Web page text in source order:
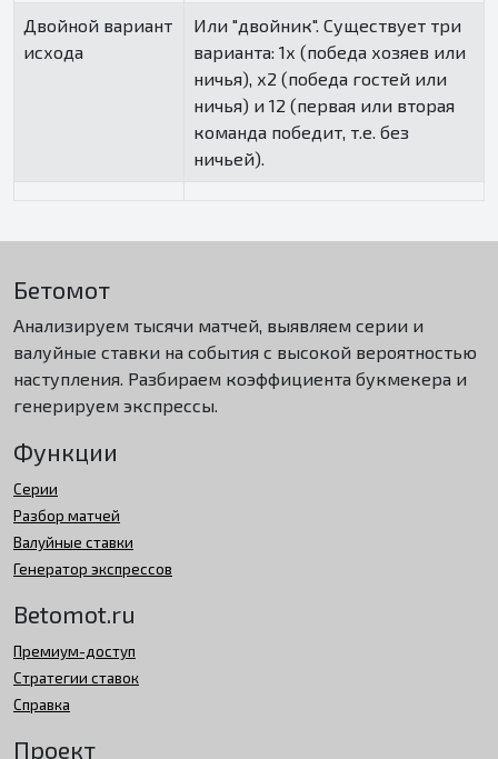
Двойной вариант
исхода
Или "двойник". Существует три
варианта: 1х (победа хозяев или
ничья), х2 (победа гостей или
ничья) и 12 (первая или вторая
команда победит, т.е. без
ничьей).
Бетомот
Анализируем тысячи матчей, выявляем серии и
валуйные ставки на события с высокой вероятностью
наступления. Разбираем коэффициента букмекера и
генерируем экспрессы.
Функции
Серии
Разбор матчей
Валуйные ставки
Генератор экспрессов
Betomot.ru
Премиум-доступ
Стратегии ставок
Справка
Проект